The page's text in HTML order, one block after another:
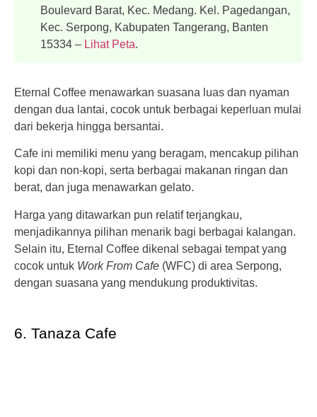
Boulevard Barat, Kec. Medang. Kel. Pagedangan,
Kec. Serpong, Kabupaten Tangerang, Banten
15334 – Lihat Peta.
Eternal Coffee menawarkan suasana luas dan nyaman
dengan dua lantai, cocok untuk berbagai keperluan mulai
dari bekerja hingga bersantai.
Cafe ini memiliki menu yang beragam, mencakup pilihan
kopi dan non-kopi, serta berbagai makanan ringan dan
berat, dan juga menawarkan gelato.
Harga yang ditawarkan pun relatif terjangkau,
menjadikannya pilihan menarik bagi berbagai kalangan.
Selain itu, Eternal Coffee dikenal sebagai tempat yang
cocok untuk Work From Cafe (WFC) di area Serpong,
dengan suasana yang mendukung produktivitas.
6. Tanaza Cafe